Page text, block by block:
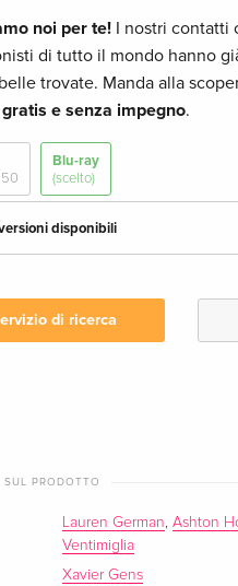
noi per te! I nostri contatti
di tutto il mondo hanno
trovate. Manda alla
gratis e senza impegno.
Blu-ray
(scelto)
disponibili
di ricerca
SUL PRODOTTO
Lauren German,Ashton
Ventimiglia
Xavier Gens